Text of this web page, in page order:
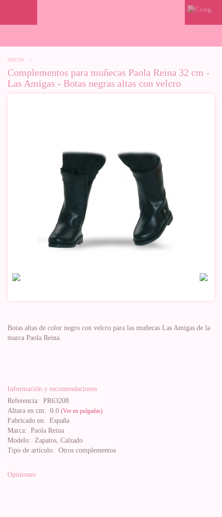
0
INICIO >
Complementos para muñecas Paola Reina 32 cm -
Las Amigas - Botas negras altas con velcro
Botas altas de color negro con velcro para las muñecas Las Amigas de la
marca Paola Reina.
Información y recomendaciones
Referencia: PR63208
Altura en cm: 0.0 (Ver en pulgadas)
Fabricado en: España
Marca: Paola Reina
Modelo: Zapatos, Calzado
Tipo de artículo: Otros complementos
Opiniones